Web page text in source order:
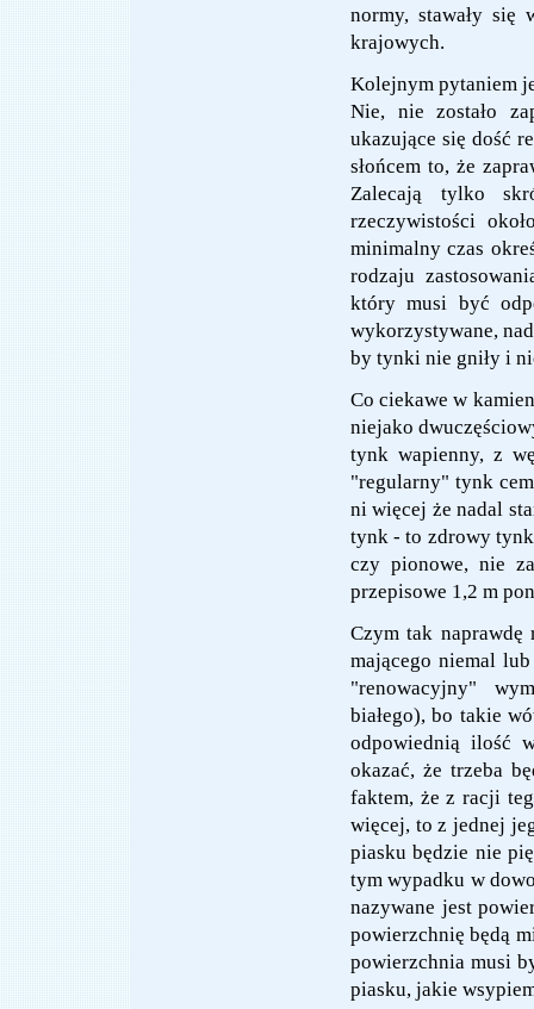
normy, stawały
krajowych.
Kolejnym pytaniem
Nie, nie zostało
ukazujące się dość
słońcem to, że
Zalecają tylko
rzeczywistości
minimalny czas
rodzaju
który musi być
wykorzystywane,
by tynki nie gniły i
Co ciekawe w
niejako
tynk wapienny, z
"regularny" tynk
ni więcej że nadal
tynk - to zdrowy
czy pionowe, nie
przepisowe 1,2 m
Czym tak
mającego niemal
"renowacyjny"
białego), bo takie
odpowiednią ilość
okazać, że trzeba
faktem, że z racji
więcej, to z jednej
piasku będzie nie
tym wypadku w
nazywane jest
powierzchnię będą
powierzchnia musi
piasku, jakie